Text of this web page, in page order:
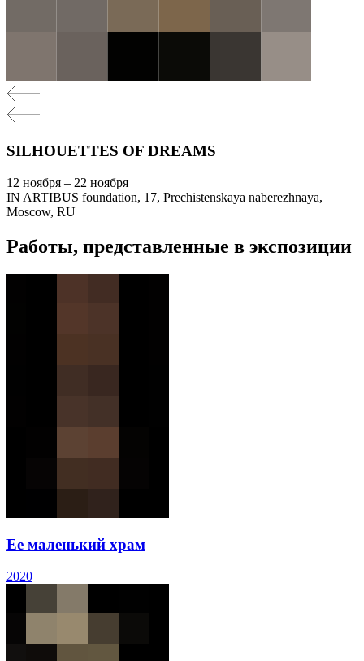
SILHOUETTES OF DREAMS
12 ноября – 22 ноября
IN ARTIBUS foundation, 17, Prechistenskaya naberezhnaya,
Moscow, RU
Работы, представленные в экспозиции
Ее маленький храм
2020